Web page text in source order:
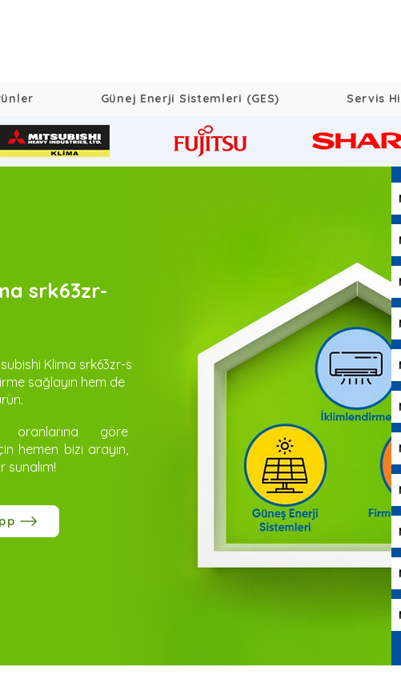
Günej Enerji Sistemleri (GES) Servis
srk63zr-
Klima srk63zr-s
sağlayın hem de
oranlarına göre
hemen bizi arayın,
sunalım!